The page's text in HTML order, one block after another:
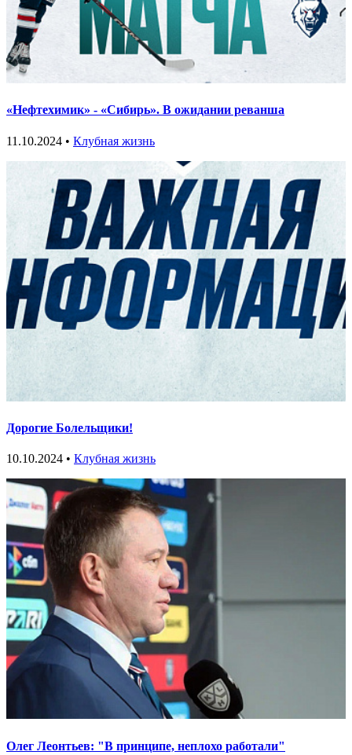
«Нефтехимик» - «Сибирь». В ожидании реванша
11.10.2024 • Клубная жизнь
Дорогие Болельщики!
10.10.2024 • Клубная жизнь
Олег Леонтьев: "В принципе, неплохо работали"